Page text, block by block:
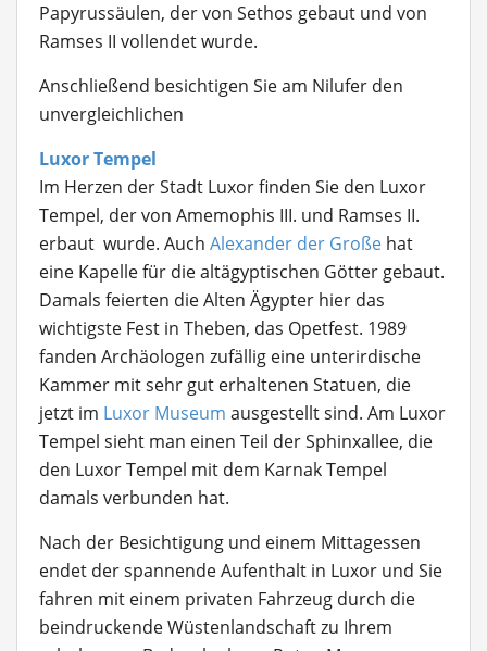
Papyrussäulen, der von Sethos gebaut und von
Ramses II vollendet wurde.
Anschließend besichtigen Sie am Nilufer den
unvergleichlichen
Luxor Tempel
Im Herzen der Stadt Luxor finden Sie den Luxor
Tempel, der von Amemophis III. und Ramses II.
erbaut wurde. Auch Alexander der Große hat
eine Kapelle für die altägyptischen Götter gebaut.
Damals feierten die Alten Ägypter hier das
wichtigste Fest in Theben, das Opetfest. 1989
fanden Archäologen zufällig eine unterirdische
Kammer mit sehr gut erhaltenen Statuen, die
jetzt im Luxor Museum ausgestellt sind. Am Luxor
Tempel sieht man einen Teil der Sphinxallee, die
den Luxor Tempel mit dem Karnak Tempel
damals verbunden hat.
Nach der Besichtigung und einem Mittagessen
endet der spannende Aufenthalt in Luxor und Sie
fahren mit einem privaten Fahrzeug durch die
beindruckende Wüstenlandschaft zu Ihrem